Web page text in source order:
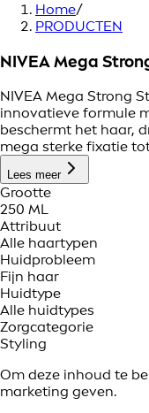
Home/
PRODUCTEN
NIVEA Mega
NIVEA Mega Strong
innovatieve formule
beschermt het haar,
mega sterke fixatie
Lees meer
Grootte
250 ML
Attribuut
Alle haartypen
Huidprobleem
Fijn haar
Huidtype
Alle huidtypes
Zorgcategorie
Styling
Om deze inhoud te
marketing geven.